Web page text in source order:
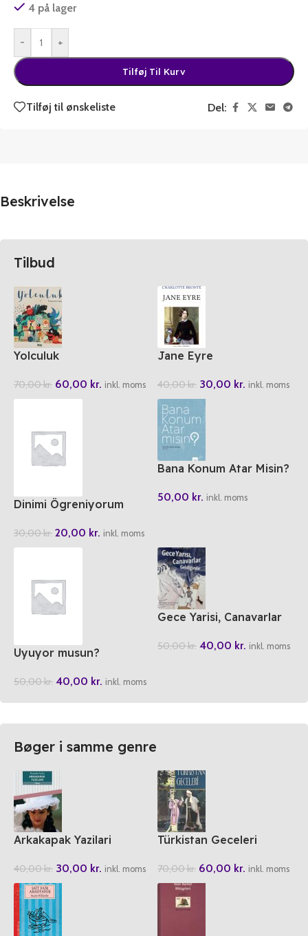
4 på lager
- +
Tilføj Til Kurv
Tilføj til ønskeliste Del:
Beskrivelse
Tilbud
Yolculuk
70,00kr. 60,00 kr. inkl. moms
Jane Eyre
40,00kr. 30,00 kr. inkl. moms
Dinimi Ögreniyorum
30,00kr. 20,00 kr. inkl. moms
Bana Konum Atar Misin?
50,00 kr. inkl. moms
Uyuyor musun?
50,00kr. 40,00 kr. inkl. moms
Gece Yarisi, Canavarlar
50,00kr. 40,00 kr. inkl. moms
Bøger i samme genre
Arkakapak Yazilari
40,00kr. 30,00 kr. inkl. moms
Türkistan Geceleri
70,00kr. 60,00 kr. inkl. moms